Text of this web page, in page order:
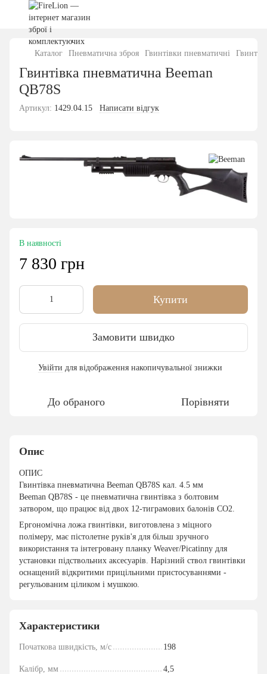
Каталог Пневматична зброя Гвинтівки пневматичні
Гвинтівка пневматична Beeman
QB78S
Артикул: 1429.04.15 Написати відгук
В наявності
7 830 грн
Купити
Замовити швидко
Увійти для відображення накопичувальної знижки
До обраного Порівняти
Опис
ОПИС
Гвинтівка пневматична Beeman QB78S кал. 4.5 мм
Beeman QB78S - це пневматична гвинтівка з болтовим
затвором, що працює від двох 12-тиграмових балонів CO2.
Ергономічна ложа гвинтівки, виготовлена з міцного
полімеру, має пістолетне руків'я для більш зручного
використання та інтегровану планку Weaver/Picatinny для
установки підствольних аксесуарів. Нарізний ствол гвинтівки
оснащений відкритими прицільними пристосуваннями -
регульованим ціликом і мушкою.
Характеристики
Початкова швидкість, м/с 198
Калібр, мм 4,5